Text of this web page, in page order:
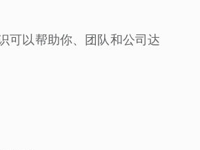
可以帮助你、团队和公司达